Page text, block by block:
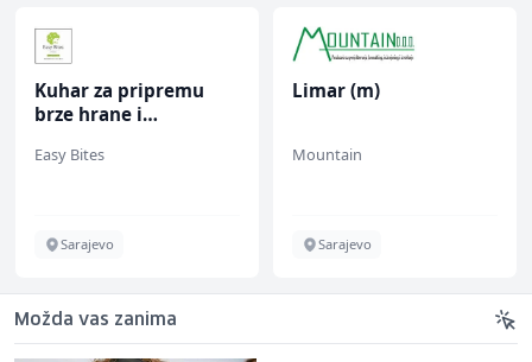
Kuhar za pripremu
brze hrane i
ž)
Easy Bites
Sarajevo
Limar (m)
Mountain
Sarajevo
Možda vas zanima